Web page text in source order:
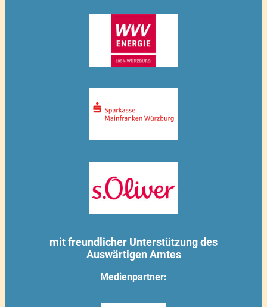
mit freundlicher Unterstützung des
Auswärtigen Amtes
Medienpartner: